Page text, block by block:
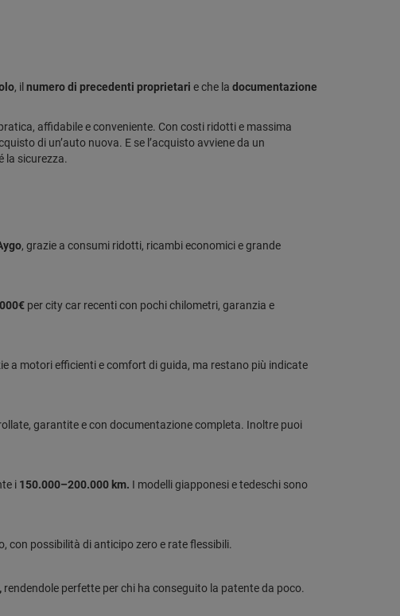
, il numero di precedenti proprietari e che la documentazione
affidabile e conveniente. Con costi ridotti e massima
di un’auto nuova. E se l’acquisto avviene da un
la sicurezza.
, grazie a consumi ridotti, ricambi economici e grande
per city car recenti con pochi chilometri, garanzia e
a motori efficienti e comfort di guida, ma restano più indicate
garantite e con documentazione completa. Inoltre puoi
i 150.000–200.000 km. I modelli giapponesi e tedeschi sono
con possibilità di anticipo zero e rate flessibili.
rendendole perfette per chi ha conseguito la patente da poco.